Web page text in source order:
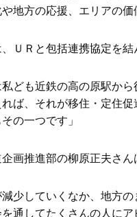
地方の応援、エリアの
ＵＲと包括連携協定を結
私ども近鉄の高の原駅か
ば、それが移住・定住
の一つです」
画推進部の柳原正夫さん
少していくなか、地方
を通してたくさんの人に